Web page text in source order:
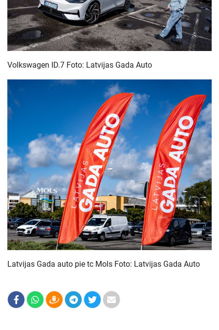
Volkswagen ID.7 Foto: Latvijas Gada Auto
Latvijas Gada auto pie tc Mols Foto: Latvijas Gada Auto